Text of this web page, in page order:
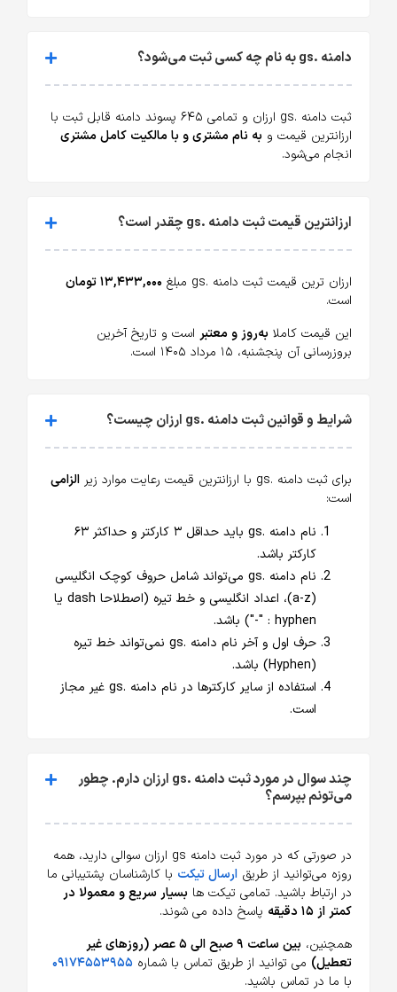
دامنه .gs به نام چه کسی ثبت می‌شود؟
ثبت دامنه .gs ارزان و تمامی ۶۴۵ پسوند دامنه قابل ثبت با
ارزانترین قیمت و به نام مشتری و با مالکیت کامل مشتری
انجام می‌شود.
ارزانترین قیمت ثبت دامنه .gs چقدر است؟
ارزان ترین قیمت ثبت دامنه .gs مبلغ
۱۳,۴۳۳,۰۰۰ تومان
است.
این قیمت کاملا به‌روز و معتبر است و تاریخ آخرین
بروزرسانی آن پنجشنبه، ۱۵ مرداد ۱۴۰۵ است.
شرایط و قوانین ثبت دامنه .gs ارزان چیست؟
برای ثبت دامنه .gs با ارزانترین قیمت رعایت موارد زیر
الزامی
است:
نام دامنه .gs باید حداقل ۳ کارکتر و حداکثر ۶۳
کارکتر باشد.
نام دامنه .gs می‌تواند شامل حروف کوچک انگلیسی
(a-z)، اعداد انگلیسی و خط تیره (اصطلاحا dash یا
hyphen : "-") باشد.
حرف اول و آخر نام دامنه .gs نمی‌تواند خط تیره
(Hyphen) باشد.
استفاده از سایر کارکترها در نام دامنه .gs غیر مجاز
است.
چند سوال در مورد ثبت دامنه .gs ارزان دارم. چطور
می‌تونم بپرسم؟
در صورتی که در مورد ثبت دامنه gs ارزان سوالی دارید، همه
روزه می‌توانید از طریق ارسال تیکت با کارشناسان پشتیبانی ما
در ارتباط باشید. تمامی تیکت ها بسیار سریع و معمولا در
کمتر از ۱۵ دقیقه
پاسخ داده می شوند.
همچنین،
بین ساعت ۹ صبح الی ۵ عصر (روزهای غیر
تعطیل) می توانید از طریق تماس با شماره ۰۹۱۷۴۵۵۳۹۵۵
با ما در تماس باشید.